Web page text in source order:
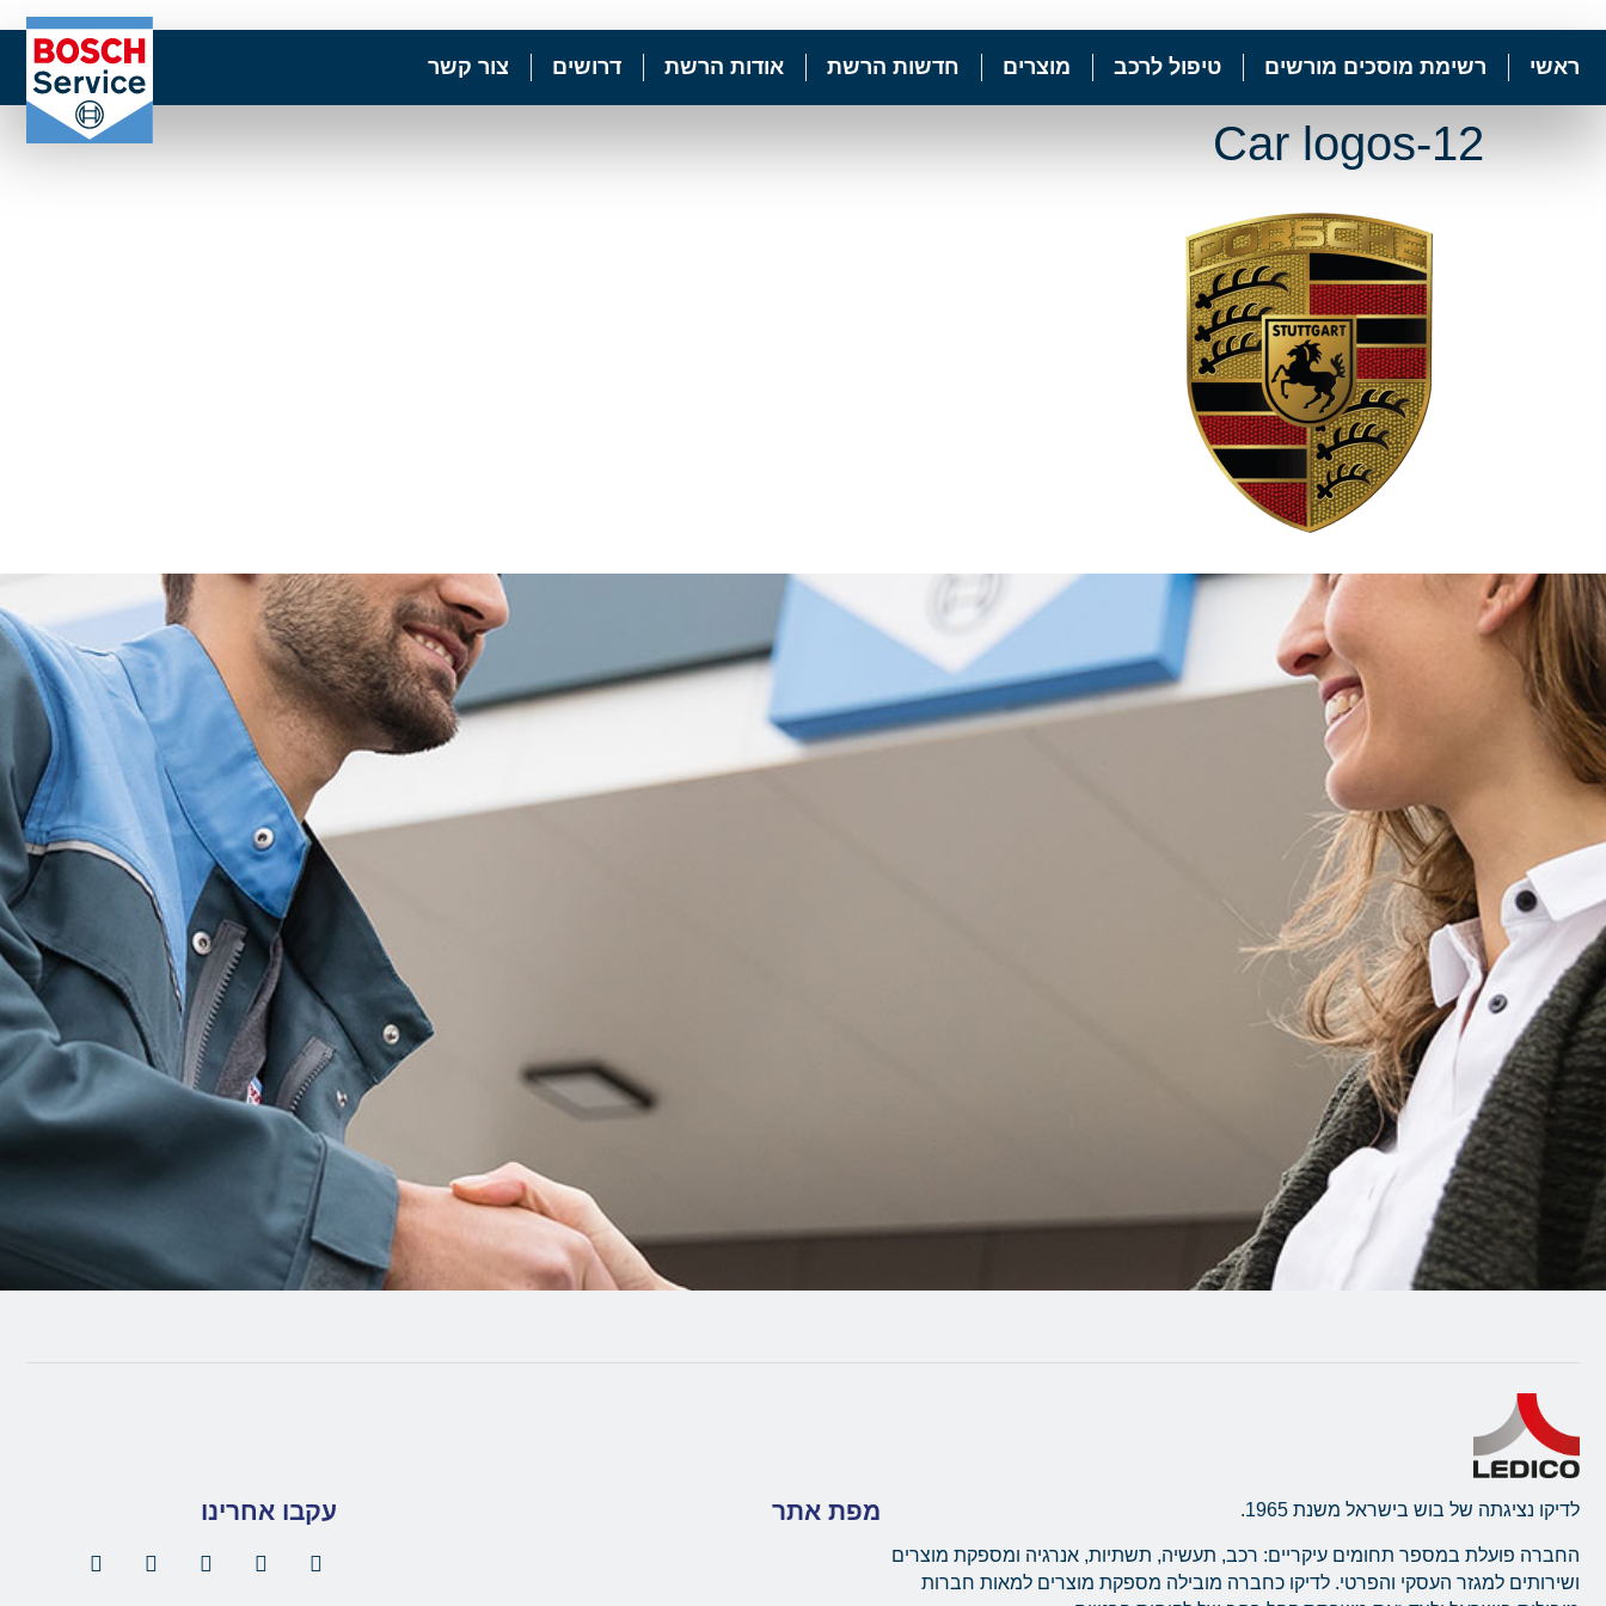
ראשי רשימת מוסכים מורשים טיפול לרכב מוצרים חדשות הרשת אודות הרשת דרושים צור קשר
Car logos-12
לדיקו נציגתה של בוש בישראל משנת 1965.
החברה פועלת במספר תחומים עיקריים: רכב, תעשיה, תשתיות, אנרגיה ומספקת מוצרים
ושירותים למגזר העסקי והפרטי. לדיקו כחברה מובילה מספקת מוצרים למאות חברות
מפת אתר עקבו אחרינו